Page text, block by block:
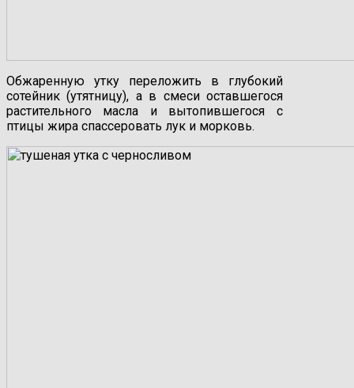
Обжаренную утку переложить в глубокий
сотейник (утятницу), а в смеси оставшегося
растительного масла и вытопившегося с
птицы жира спассеровать лук и морковь.